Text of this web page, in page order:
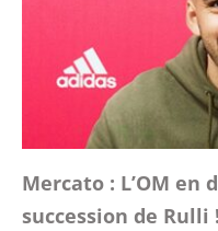
Mercato : L’OM
succession de Rulli !